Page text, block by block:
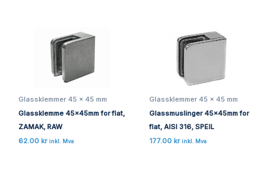
Glassklemmer 45 x 45 mm
Glassklemme 45x45mm for flat,
ZAMAK, RAW
62.00 kr inkl. Mva
Glassklemmer 45 x 45 mm
Glassmuslinger 45x45mm for
flat, AISI 316, SPEIL
177.00 kr inkl. Mva